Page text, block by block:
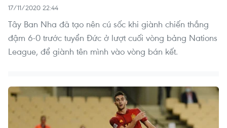
17/11/2020 22:44
Tây Ban Nha đã tạo nên cú sốc khi giành chiến thắng
đậm 6-0 trước tuyển Đức ở lượt cuối vòng bảng Nations
League, để giành tên mình vào vòng bán kết.